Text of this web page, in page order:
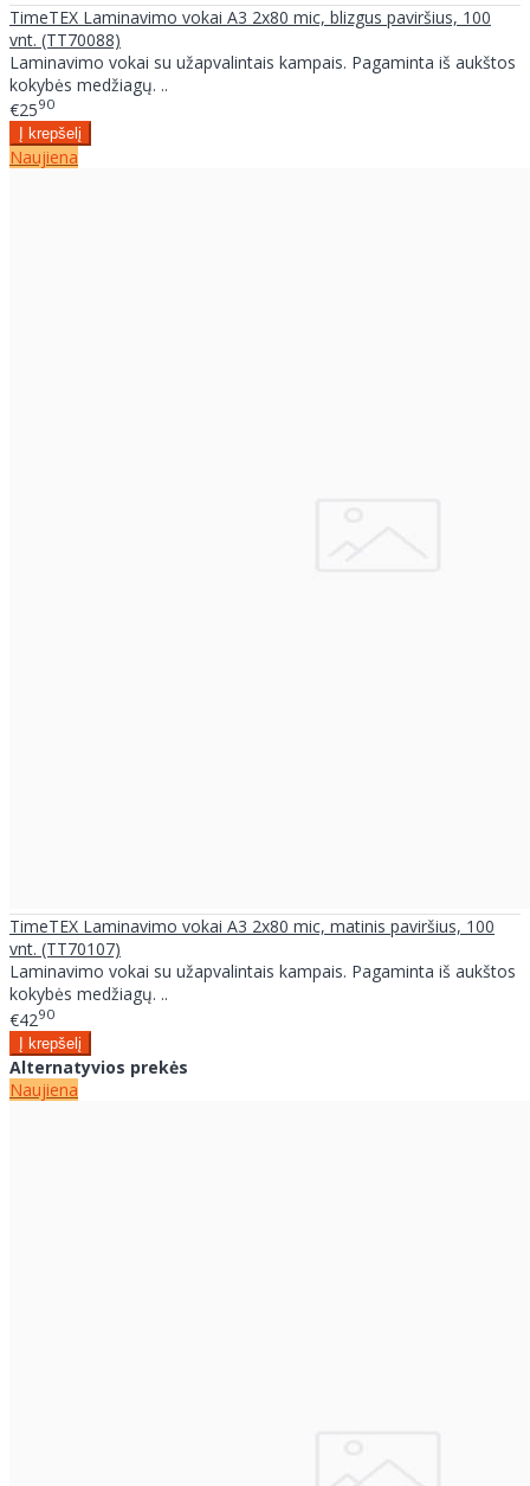
TimeTEX Laminavimo vokai A3 2x80 mic, blizgus paviršius, 100
vnt. (TT70088)
Laminavimo vokai su užapvalintais kampais. Pagaminta iš aukštos
kokybės medžiagų. ..
€2590
Naujiena
TimeTEX Laminavimo vokai A3 2x80 mic, matinis paviršius, 100
vnt. (TT70107)
Laminavimo vokai su užapvalintais kampais. Pagaminta iš aukštos
kokybės medžiagų. ..
€4290
Alternatyvios prekės
Naujiena